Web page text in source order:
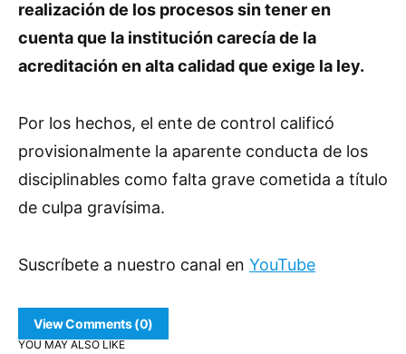
realización de los procesos sin tener en
cuenta que la institución carecía de la
acreditación en alta calidad que exige la ley.
Por los hechos, el ente de control calificó
provisionalmente la aparente conducta de los
disciplinables como falta grave cometida a título
de culpa gravísima.
Suscríbete a nuestro canal en YouTube
View Comments (0)
YOU MAY ALSO LIKE